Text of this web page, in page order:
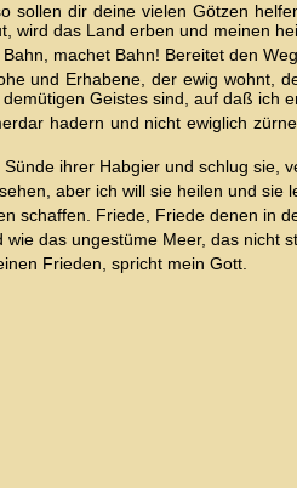
sollen dir deine vielen Götzen
wird das Land erben und meinen
machet Bahn! Bereitet den
und Erhabene, der ewig wohnt,
Geistes sind, auf daß ich
hadern und nicht ewiglich
ihrer Habgier und schlug sie,
aber ich will sie heilen und
schaffen. Friede, Friede denen in
wie das ungestüme Meer, das nicht
Frieden, spricht mein Gott.